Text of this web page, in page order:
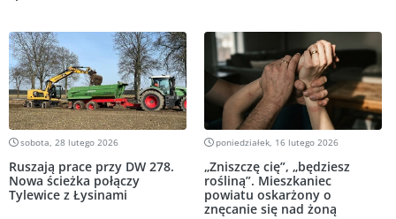
sobota, 28 lutego 2026
Ruszają prace przy DW 278.
Nowa ścieżka połączy
Tylewice z Łysinami
poniedziałek, 16 lutego 2026
„Zniszczę cię”, „będziesz
rośliną”. Mieszkaniec
powiatu oskarżony o
znęcanie się nad żoną